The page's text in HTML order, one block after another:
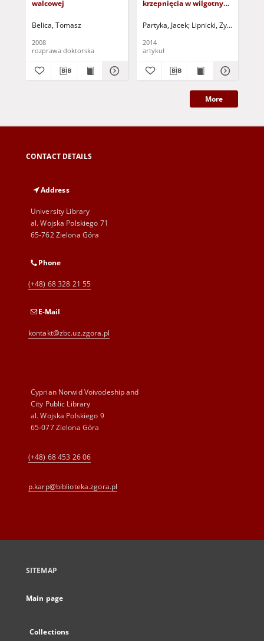
walcowej
Belica, Tomasz
2008
rozprawa doktorska
krzepnięcia w wilgotnych
= The conception of
solidification process in
wet building porous
Partyka, Jacek Lipnicki, Zygmunt
2014
artykuł
More
CONTACT DETAILS
Address
University Library
al. Wojska Polskiego 71
65-762 Zielona Góra
Phone
(+48) 68 328 21 55
E-Mail
kontakt@zbc.uz.zgora.pl
Cyprian Norwid Voivodeship and
City Public Library
al. Wojska Polskiego 9
65-077 Zielona Góra
(+48) 68 453 26 06
p.karp@biblioteka.zgora.pl
SITEMAP
Main page
Collections